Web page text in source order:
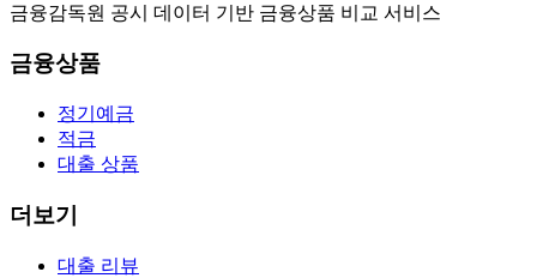
금융감독원 공시 데이터 기반 금융상품 비교 서비스
금융상품
정기예금
적금
대출 상품
더보기
대출 리뷰